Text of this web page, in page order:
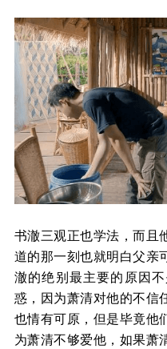
书澈三观正也学法，而且
道的那一刻也就明白父亲
澈的绝别最主要的原因
惑，因为萧清对他的不信
也情有可原，但是毕竟他
为萧清不够爱他，如果萧